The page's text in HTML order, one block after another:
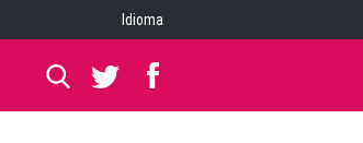
Idioma